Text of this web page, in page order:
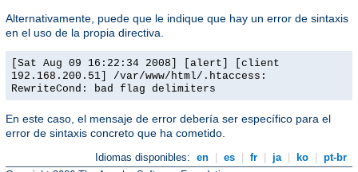
Alternativamente, puede que le indique que hay un error de sintaxis
en el uso de la propia directiva.
[Sat Aug 09 16:22:34 2008] [alert] [client
192.168.200.51] /var/www/html/.htaccess:
RewriteCond: bad flag delimiters
En este caso, el mensaje de error debería ser específico para el
error de sintaxis concreto que ha cometido.
Idiomas disponibles: en es fr ja ko
pt-br